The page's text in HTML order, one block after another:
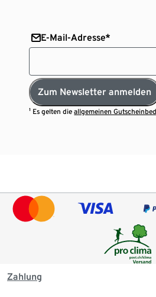
E-Mail-Adresse*
Zum Newsletter anmelden
¹ Es gelten dieallgemeinen
Zahlung